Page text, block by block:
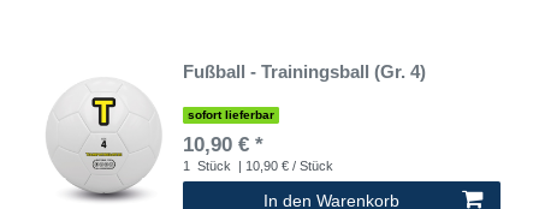
Fußball - Trainingsball (Gr. 4)
sofort lieferbar
10,90 € *
1 Stück | 10,90 € / Stück
In den Warenkorb